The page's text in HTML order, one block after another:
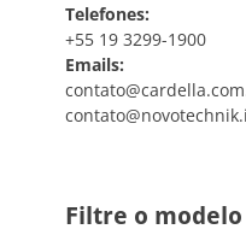
Telefones:
+55 19 3299-1900
Emails:
Filtre o